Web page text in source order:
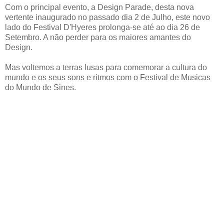
Com o principal evento, a Design Parade, desta nova
vertente inaugurado no passado dia 2 de Julho, este novo
lado do Festival D'Hyeres prolonga-se até ao dia 26 de
Setembro. A não perder para os maiores amantes do
Design.
Mas voltemos a terras lusas para comemorar a cultura do
mundo e os seus sons e ritmos com o Festival de Musicas
do Mundo de Sines.